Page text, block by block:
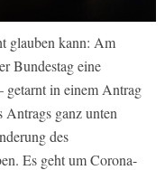
glauben kann: Am
Bundestag eine
getarnt in einem Antrag
ganz unten
des
Es geht um Corona-